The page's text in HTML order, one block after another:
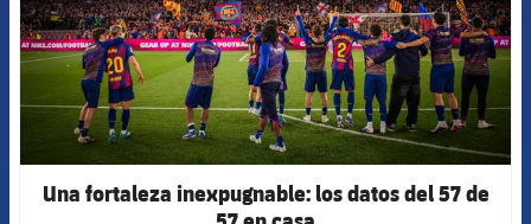
Una fortaleza inexpugnable: los datos del 57 de